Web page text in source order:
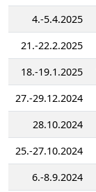
4.-5.4.2025
21.-22.2.2025
18.-19.1.2025
27.-29.12.2024
28.10.2024
25.-27.10.2024
6.-8.9.2024